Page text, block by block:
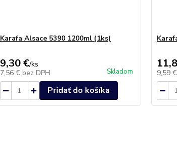
Karafa Alsace 5390 1200ml (1ks)
9,30 €/ks
7,56 € bez DPH Skladom
Pridať do košíka
9,59 €